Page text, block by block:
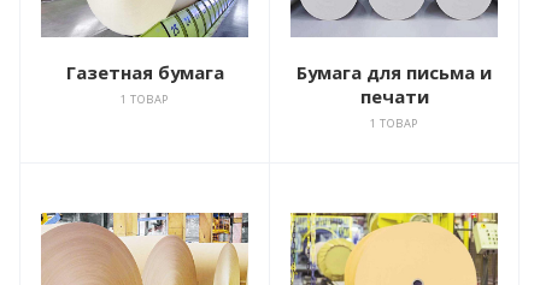
Газетная бумага
1 ТОВАР
Бумага для письма и
печати
1 ТОВАР